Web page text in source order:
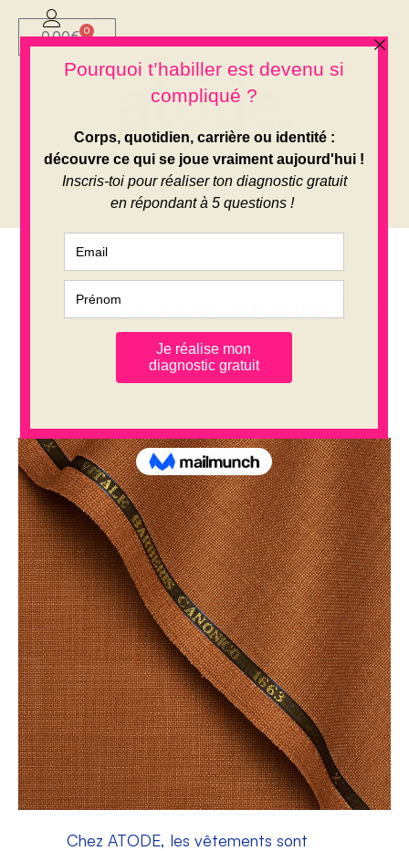
0.00€ 0
Les matières naturelles
Chez ATODE, les vêtements sont